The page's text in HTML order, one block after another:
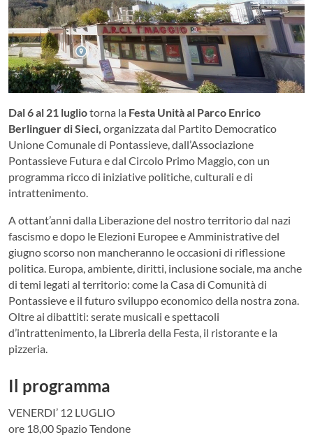
Dal 6 al 21 lugliotorna la Festa Unità al Parco Enrico
Berlinguer di Sieci, organizzata dal Partito Democratico
Unione Comunale di Pontassieve, dall’Associazione
Pontassieve Futura e dal Circolo Primo Maggio, con un
programma ricco di iniziative politiche, culturali e di
intrattenimento.
A ottant’anni dalla Liberazione del nostro territorio dal nazi
fascismo e dopo le Elezioni Europee e Amministrative del
giugno scorso non mancheranno le occasioni di riflessione
politica. Europa, ambiente, diritti, inclusione sociale, ma anche
di temi legati al territorio: come la Casa di Comunità di
Pontassieve e il futuro sviluppo economico della nostra zona.
Oltre ai dibattiti: serate musicali e spettacoli
d’intrattenimento, la Libreria della Festa, il ristorante e la
pizzeria.
Il programma
VENERDI’ 12 LUGLIO
ore 18,00 Spazio Tendone